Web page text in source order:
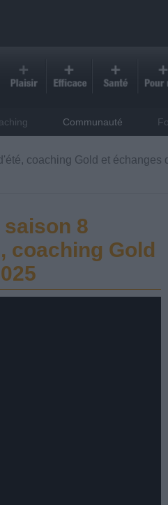
Communauté
coaching Gold et échanges
8
coaching Gold